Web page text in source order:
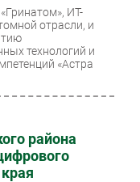
ИТ-
отрасли, и
технологий и
«Астра
района